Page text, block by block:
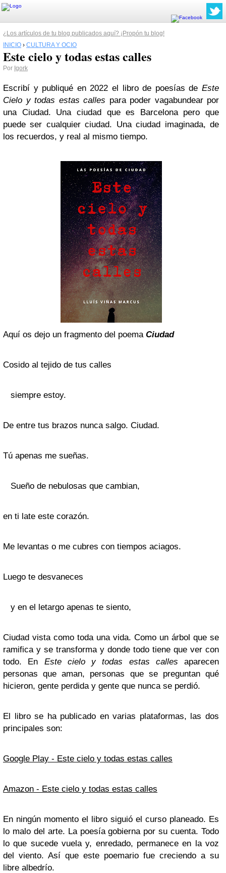
¿Los artículos de tu blog publicados aquí? ¡Propón tu blog!
INICIO › CULTURA Y OCIO
Este cielo y todas estas calles
Por Igork
Escribí y publiqué en 2022 el libro de poesías de Este
Cielo y todas estas calles para poder vagabundear por
una Ciudad. Una ciudad que es Barcelona pero que
puede ser cualquier ciudad. Una ciudad imaginada, de
los recuerdos, y real al mismo tiempo.
Aquí os dejo un fragmento del poema Ciudad
Cosido al tejido de tus calles
siempre estoy.
De entre tus brazos nunca salgo. Ciudad.
Tú apenas me sueñas.
Sueño de nebulosas que cambian,
en ti late este corazón.
Me levantas o me cubres con tiempos aciagos.
Luego te desvaneces
y en el letargo apenas te siento,
Ciudad vista como toda una vida. Como un árbol que se
ramifica y se transforma y donde todo tiene que ver con
todo. En Este cielo y todas estas calles aparecen
personas que aman, personas que se preguntan qué
hicieron, gente perdida y gente que nunca se perdió.
El libro se ha publicado en varias plataformas, las dos
principales son:
Google Play - Este cielo y todas estas calles
Amazon - Este cielo y todas estas calles
En ningún momento el libro siguió el curso planeado. Es
lo malo del arte. La poesía gobierna por su cuenta. Todo
lo que sucede vuela y, enredado, permanece en la voz
del viento. Así que este poemario fue creciendo a su
libre albedrío.